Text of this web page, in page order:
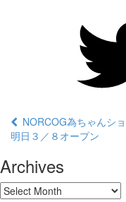
NORCOG為ちゃんシ
明日３／８オープン
Archives